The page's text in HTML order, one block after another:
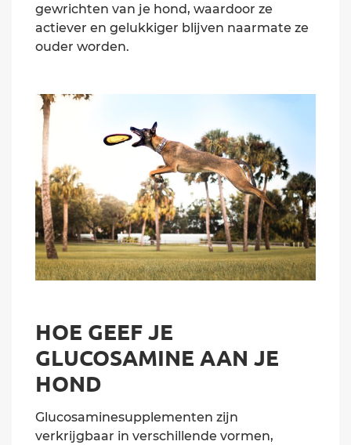
gewrichten van je hond, waardoor ze
actiever en gelukkiger blijven naarmate ze
ouder worden.
HOE GEEF JE
GLUCOSAMINE AAN JE
HOND
Glucosaminesupplementen zijn
verkrijgbaar in verschillende vormen,